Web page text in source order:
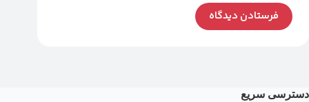
فرستادن دیدگاه
دسترسی سریع